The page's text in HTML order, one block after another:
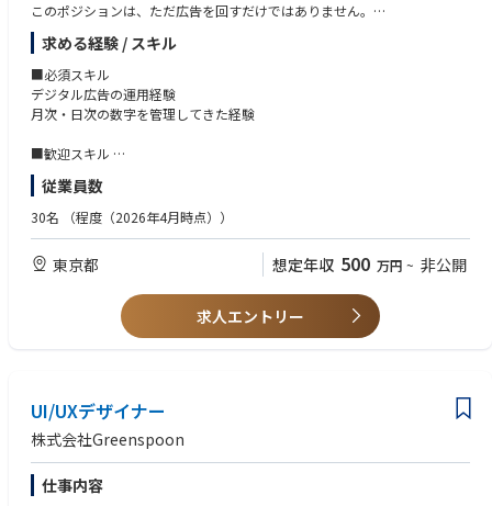
このポジションは、ただ広告を回すだけではありません。
数字を見て、課題を見つけて、「次はこう打つ」を自分で企画する。
運用と改善を、いちばん近くで一気通貫に担っていただきます。
■主な業務
デジタル広告の運用
日次成果の管理と、改善アクションの実行
求める経験 / スキル
■必須スキル
デジタル広告の運用経験
月次・日次の数字を管理してきた経験
■歓迎スキル
toC向けサービスでのマーケティング経験
複数の広告媒体を横断して運用した経験
運用にとどまらず、獲得施策の企画・設計まで担った経験
■求める人物像
GREEN SPOONのビジョン「自分を好きでいつづけられる人生を。」に共
ものごとを、論理的に考えられる方
数字に責任を持って向き合える方
従業員数
30名 （程度（2026年4月時点））
東京都 想定年収 500 万円 ~ 非公開
求人エントリー
UI/UXデザイナー
株式会社Greenspoon
仕事内容